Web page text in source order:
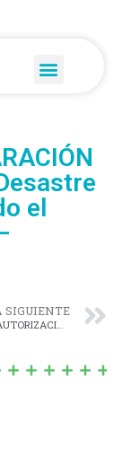
el
SIGUIENTE
Nº 1674/22 – AUTORIZACIÓN al D.E.M., para suscribir los acuerdos necesarios con el Ministerio de Salud de la Provincia de Bs. As. para la implementación conjunta de una Carrera de Tecnicatura Superior en Enfermería.-